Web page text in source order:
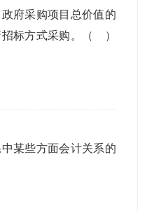
府采购项目总价值的
标方式采购。（ ）
某些方面会计关系的